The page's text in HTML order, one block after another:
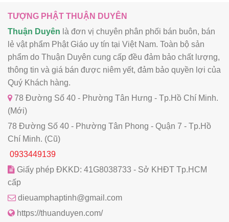
TƯỢNG PHẬT THUẬN DUYÊN
Thuận Duyên là đơn vị chuyên phân phối bán buôn, bán
lẻ vật phẩm Phật Giáo uy tín tại Việt Nam. Toàn bộ sản
phẩm do Thuận Duyên cung cấp đều đảm bảo chất lượng,
thông tin và giá bán được niêm yết, đảm bảo quyền lợi của
Quý Khách hàng.
78 Đường Số 40 - Phường Tân Hưng - Tp.Hồ Chí Minh.
(Mới)
78 Đường Số 40 - Phường Tân Phong - Quận 7 - Tp.Hồ
Chí Minh. (Cũ)
0933449139
Giấy phép ĐKKD: 41G8038733 - Sở KHĐT Tp.HCM
cấp
dieuamphaptinh@gmail.com
https://thuanduyen.com/